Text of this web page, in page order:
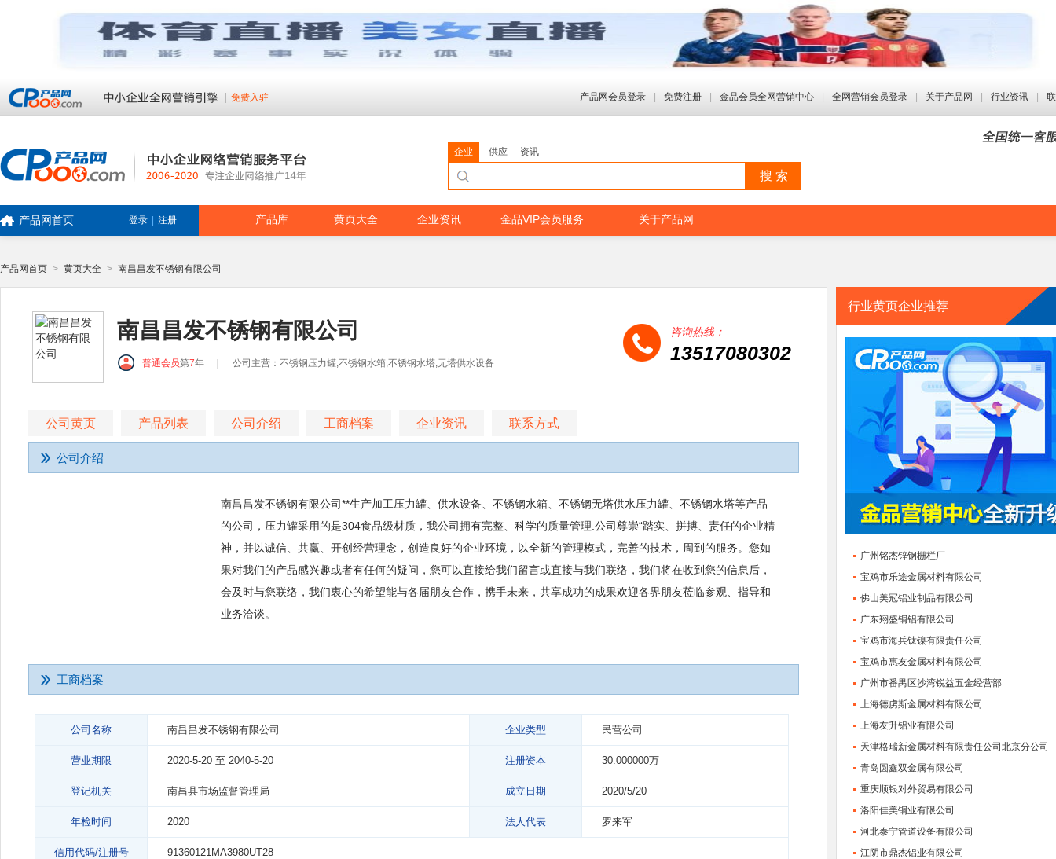
免费入驻 产品网会员登录 免费注册 金品会员全网营销中心 全网营销会员登录 关于产品网 行业资讯
企业 供应 资讯
搜 索
产品网首页 登录 注册 产品库 黄页大全 企业资讯 金品VIP会员服务 关于产品网
产品网首页 > 黄页大全 > 南昌昌发不锈钢有限公司
南昌昌发不锈钢有限公司
普通会员第7年 公司主营：不锈钢压力罐,不锈钢水箱,不锈钢水塔,无塔供水设备
咨询热线：
13517080302
公司黄页 产品列表 公司介绍 工商档案 企业资讯 联系方式
公司介绍
南昌昌发不锈钢有限公司**生产加工压力罐、供水设备、不锈钢水箱、不锈钢无塔供水压力罐、不锈钢水塔等产品
的公司，压力罐采用的是304食品级材质，我公司拥有完整、科学的质量管理.公司尊崇“踏实、拼搏、责任的企业精
神，并以诚信、共赢、开创经营理念，创造良好的企业环境，以全新的管理模式，完善的技术，周到的服务。您如
果对我们的产品感兴趣或者有任何的疑问，您可以直接给我们留言或直接与我们联络，我们将在收到您的信息后，
会及时与您联络，我们衷心的希望能与各届朋友合作，携手未来，共享成功的成果欢迎各界朋友莅临参观、指导和
业务洽谈。
工商档案
公司名称 南昌昌发不锈钢有限公司 企业类型 民营公司
营业期限 2020-5-20 至 2040-5-20 注册资本 30.000000万
登记机关 南昌县市场监督管理局 成立日期 2020/5/20
年检时间 2020 法人代表 罗来军
信用代码/注册号 91360121MA3980UT28
行业黄页企业推荐
广州铭杰锌钢栅栏厂
宝鸡市乐途金属材料有限公司
佛山美冠铝业制品有限公司
广东翔盛铜铝有限公司
宝鸡市海兵钛镍有限责任公司
宝鸡市惠友金属材料有限公司
广州市番禺区沙湾锐益五金经营部
上海德虏斯金属材料有限公司
上海友升铝业有限公司
天津格瑞新金属材料有限责任公司北京分公司
青岛圆鑫双金属有限公司
重庆顺银对外贸易有限公司
洛阳佳美铜业有限公司
河北泰宁管道设备有限公司
江阴市鼎杰铝业有限公司